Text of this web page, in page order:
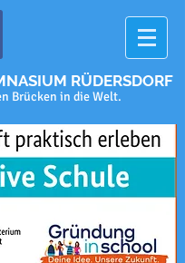
RÜDERSDORF
Brücken in die Welt.